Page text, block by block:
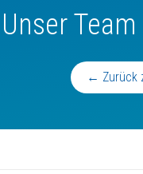
Unser
← Zurück